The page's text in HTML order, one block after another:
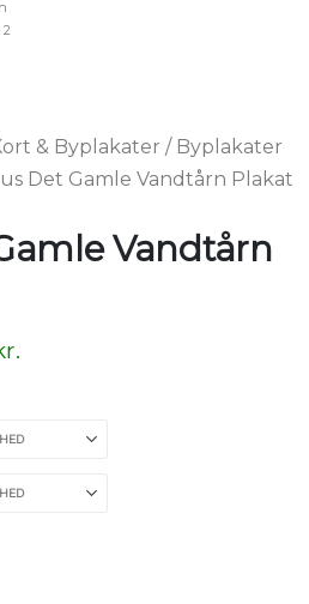
& Byplakater / Byplakater
Det Gamle Vandtårn Plakat
Vandtårn